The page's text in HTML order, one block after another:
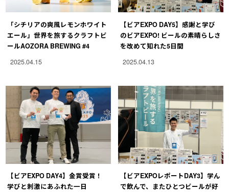
「シチリアの爽風レモンホワイト
エール」世界を旅するクラフトビ
ールAOZORA BREWING #4
2025.04.15
【ビアEXPO DAY5】感謝と学び
のビアEXPO! ビールの素晴らしさ
を改めて知れた5日間
2025.04.13
【ビアEXPO DAY4】金賞受賞！
学びと刺激にあふれた一日
【ビアEXPOレポートDAY3】学ん
で飲んで、またひとつビールが好